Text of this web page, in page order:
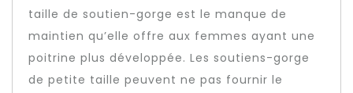
taille de soutien-gorge est le manque de
maintien qu’elle offre aux femmes ayant une
poitrine plus développée. Les soutiens-gorge
de petite taille peuvent ne pas fournir le